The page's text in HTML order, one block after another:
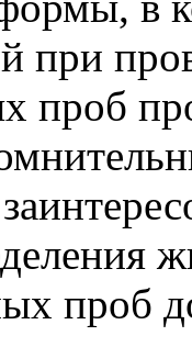
при
проб
проб